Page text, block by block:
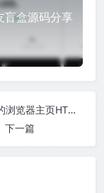
盲盒源码分享
一款精美的浏览器主页HTML单页源码
下一篇